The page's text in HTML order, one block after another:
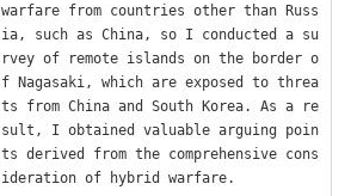
warfare from countries other than Russ
ia, such as China, so I conducted a su
rvey of remote islands on the border o
f Nagasaki, which are exposed to threa
ts from China and South Korea. As a re
sult, I obtained valuable arguing poin
ts derived from the comprehensive cons
ideration of hybrid warfare.